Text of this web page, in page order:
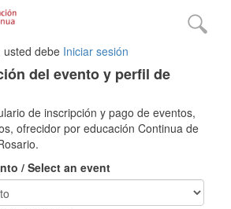
usted debe Iniciar sesión
del evento y perfil de
de inscripción y pago de eventos,
ofrecidor por educación Continua de
/ Select an event